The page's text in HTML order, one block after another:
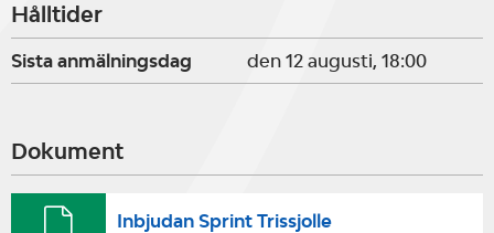
Hålltider
Sista anmälningsdag den 12 augusti, 18:00
Dokument
Inbjudan Sprint Trissjolle